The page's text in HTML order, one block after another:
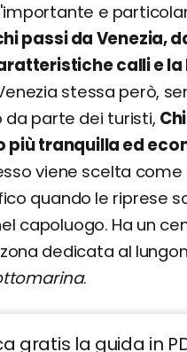
e
passi da Venezia,
calli e la
stessa però,
parte dei turisti,
più tranquilla ed
viene scelta come
quando le riprese
capoluogo. Ha un
dedicata al
.
gratis la guida in